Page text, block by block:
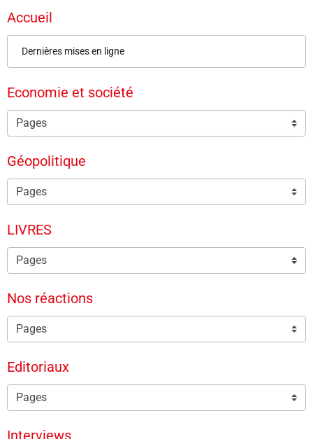
Accueil
Dernières mises en ligne
Economie et société
Géopolitique
LIVRES
Nos réactions
Editoriaux